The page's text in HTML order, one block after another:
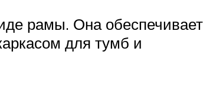
рамы. Она обеспечивает
для тумб и